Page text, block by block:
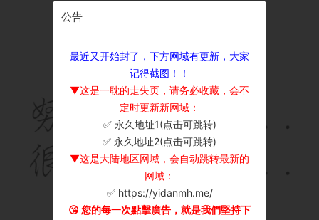
公告
最近又开始封了，下方网域有更新，大家
记得截图！！
▼这是一耽的走失页，请务必收藏，会不
定时更新新网域：
✅ 永久地址1(点击可跳转)
✅ 永久地址2(点击可跳转)
▼这是大陆地区网域，会自动跳转最新的
网域：
✅ https://yidanmh.me/
😘 您的每一次點擊廣告，就是我們堅持下